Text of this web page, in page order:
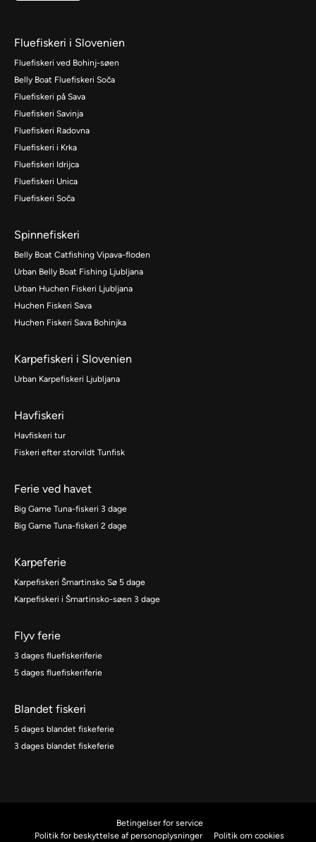
Fluefiskeri i Slovenien
Fluefiskeri ved Bohinj-søen
Belly Boat Fluefiskeri Soča
Fluefiskeri på Sava
Fluefiskeri Savinja
Fluefiskeri Radovna
Fluefiskeri i Krka
Fluefiskeri Idrijca
Fluefiskeri Unica
Fluefiskeri Soča
Spinnefiskeri
Belly Boat Catfishing Vipava-floden
Urban Belly Boat Fishing Ljubljana
Urban Huchen Fiskeri Ljubljana
Huchen Fiskeri Sava
Huchen Fiskeri Sava Bohinjka
Karpefiskeri i Slovenien
Urban Karpefiskeri Ljubljana
Havfiskeri
Havfiskeri tur
Fiskeri efter storvildt Tunfisk
Ferie ved havet
Big Game Tuna-fiskeri 3 dage
Big Game Tuna-fiskeri 2 dage
Karpeferie
Karpefiskeri Šmartinsko Sø 5 dage
Karpefiskeri i Šmartinsko-søen 3 dage
Flyv ferie
3 dages fluefiskeriferie
5 dages fluefiskeriferie
Blandet fiskeri
5 dages blandet fiskeferie
3 dages blandet fiskeferie
Betingelser for service
Politik for beskyttelse af personoplysninger
Politik om cookies